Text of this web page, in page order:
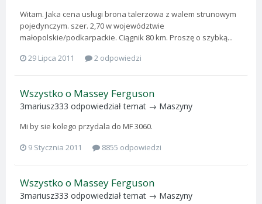
Witam. Jaka cena usługi brona talerzowa z walem strunowym
pojedynczym. szer. 2,70 w województwie
małopolskie/podkarpackie. Ciągnik 80 km. Proszę o szybką...
29 Lipca 2011
2 odpowiedzi
Wszystko o Massey Ferguson
3mariusz333 odpowiedział temat → Maszyny
Mi by sie kolego przydala do MF 3060.
9 Stycznia 2011
8855 odpowiedzi
Wszystko o Massey Ferguson
3mariusz333 odpowiedział temat → Maszyny